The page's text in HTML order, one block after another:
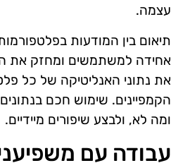
עצמה.
תיאום בין המודעות
אחידה למשתמשים ומחזק את
את נתוני האנליטיקה של כל
הקמפיינים. שימוש חכם
ומה לא, ולבצע שיפורים מיידיים.
עבודה עם